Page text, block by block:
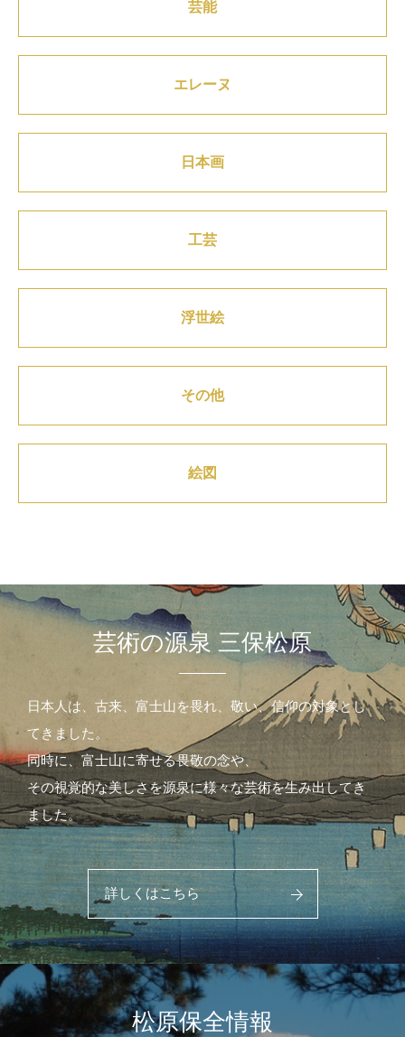
芸能
エレーヌ
日本画
工芸
浮世絵
その他
絵図
芸術の源泉 三保松原
日本人は、古来、富士山を畏れ、敬い、信仰の対象とし
てきました。
同時に、富士山に寄せる畏敬の念や、
その視覚的な美しさを源泉に様々な芸術を生み出してき
ました。
詳しくはこちら
松原保全情報